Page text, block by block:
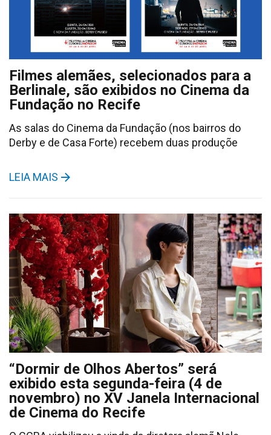
Filmes alemães, selecionados para a
Berlinale, são exibidos no Cinema da
Fundação no Recife
As salas do Cinema da Fundação (nos bairros do
Derby e de Casa Forte) recebem duas produçõe
LEIA MAIS
“Dormir de Olhos Abertos” será
exibido esta segunda-feira (4 de
novembro) no XV Janela Internacional
de Cinema do Recife